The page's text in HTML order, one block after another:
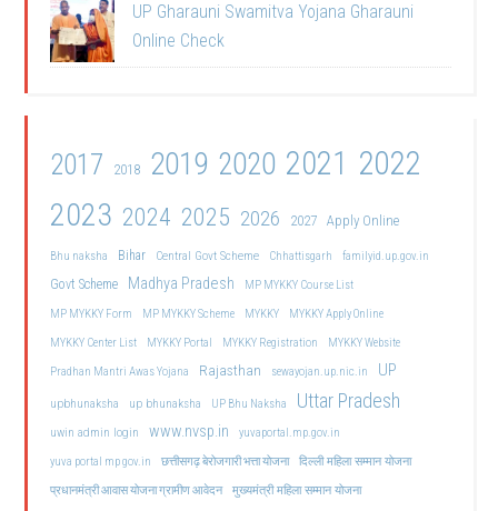
UP Gharauni Swamitva Yojana Gharauni
Online Check
2017 2018 2019 2020 2021 2022
2023 2024 2025 2026 2027 Apply Online
Bhu naksha Bihar Central Govt Scheme Chhattisgarh familyid.up.gov.in
Govt Scheme Madhya Pradesh
MP MYKKY Course List
MP MYKKY Form
MP MYKKY Scheme MYKKY
MYKKY Apply Online
MYKKY Center List
MYKKY Portal MYKKY Registration
MYKKY Website
Pradhan Mantri Awas Yojana
Rajasthan sewayojan.up.nic.in UP
upbhunaksha up bhunaksha UP Bhu Naksha Uttar Pradesh
uwin admin login www.nvsp.in
yuvaportal.mp.gov.in
yuva portal mp gov.in
छत्तीसगढ़ बेरोजगारी भत्ता योजना दिल्ली महिला सम्मान योजना
प्रधानमंत्री आवास योजना ग्रामीण आवेदन मुख्यमंत्री महिला सम्मान योजना